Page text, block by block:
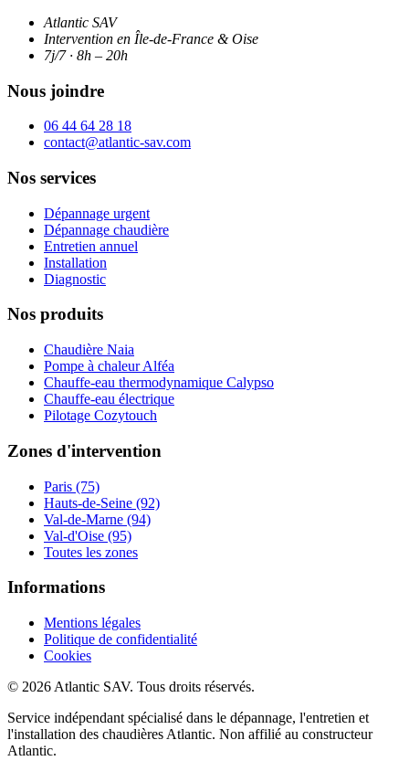
Atlantic SAV
Intervention en Île-de-France & Oise
7j/7 · 8h – 20h
Nous joindre
06 44 64 28 18
contact@atlantic-sav.com
Nos services
Dépannage urgent
Dépannage chaudière
Entretien annuel
Installation
Diagnostic
Nos produits
Chaudière Naia
Pompe à chaleur Alféa
Chauffe-eau thermodynamique Calypso
Chauffe-eau électrique
Pilotage Cozytouch
Zones d'intervention
Paris (75)
Hauts-de-Seine (92)
Val-de-Marne (94)
Val-d'Oise (95)
Toutes les zones
Informations
Mentions légales
Politique de confidentialité
Cookies
© 2026 Atlantic SAV. Tous droits réservés.
Service indépendant spécialisé dans le dépannage, l'entretien et
l'installation des chaudières Atlantic. Non affilié au constructeur
Atlantic.